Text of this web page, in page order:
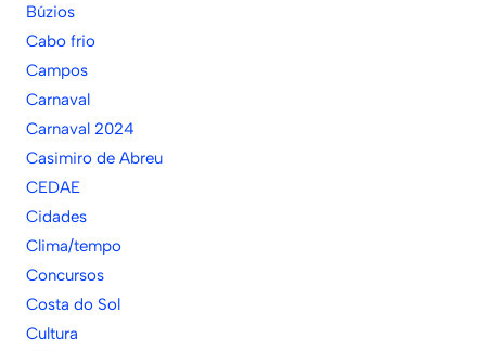
Búzios
Cabo frio
Campos
Carnaval
Carnaval 2024
Casimiro de Abreu
CEDAE
Cidades
Clima/tempo
Concursos
Costa do Sol
Cultura